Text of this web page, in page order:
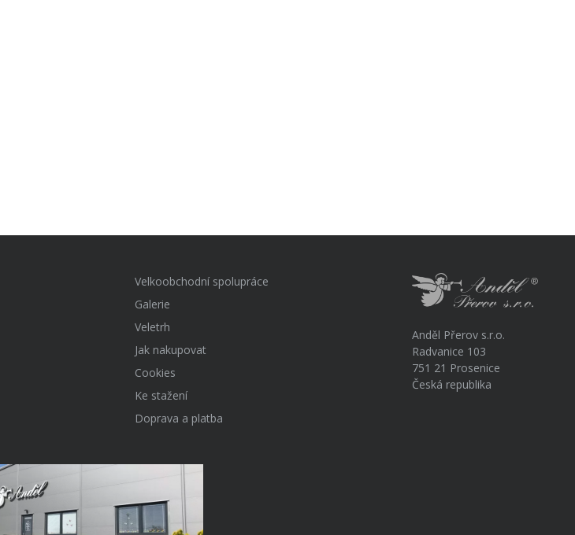
Velkoobchodní spolupráce
Galerie
Veletrh
Jak nakupovat
Cookies
Ke stažení
Doprava a platba
Anděl Přerov s.r.o.
Radvanice 103
751 21 Prosenice
Česká republika